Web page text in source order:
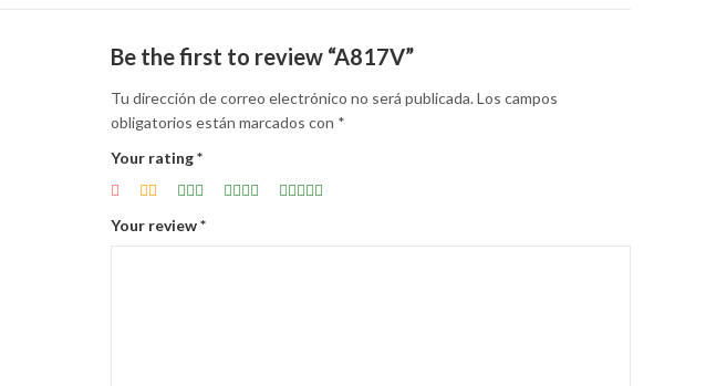
Be the first to review “A817V”
Tu dirección de correo electrónico no será publicada.Los campos
obligatorios están marcados con *
Your rating*
Your review*